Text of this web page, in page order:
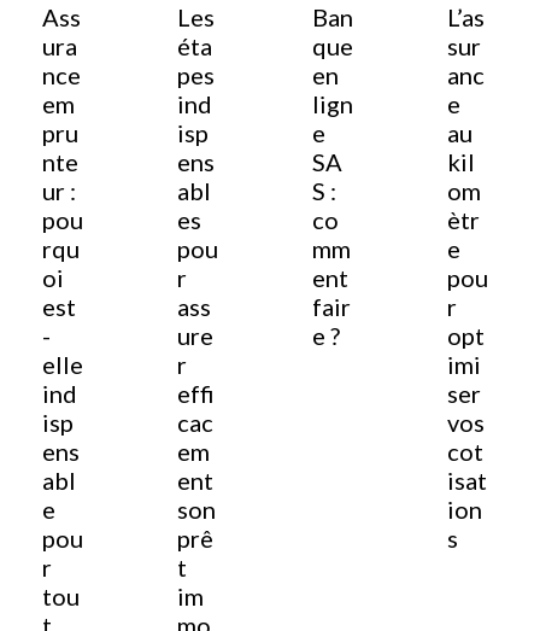
Ass
ura
nce
em
pru
nte
ur :
pou
rqu
oi
est
-
elle
ind
isp
ens
abl
e
pou
r
tou
t
Les
éta
pes
ind
isp
ens
abl
es
pou
r
ass
ure
r
effi
cac
em
ent
son
prê
t
im
mo
Ban
que
en
lign
e
SA
S :
co
mm
ent
fair
e ?
L’as
sur
anc
e
au
kil
om
ètr
e
pou
r
opt
imi
ser
vos
cot
isat
ion
s